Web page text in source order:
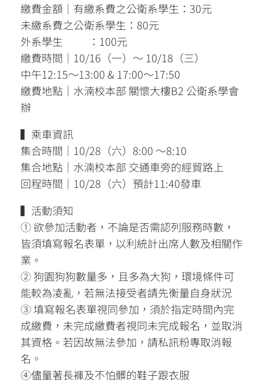
繳費金額｜有繳系費之公衛系學生：30元
未繳系費之公衛系學生：80元
外系學生 ：100元
繳費時間｜10/16（一）～ 10/18（三）
中午12:15～13:00 & 17:00～17:50
繳費地點｜水湳校本部 關懷大樓B2 公衛系學會
辦
▍乘車資訊
集合時間｜10/28（六）8:00 ～8:10
集合地點｜水湳校本部 交通車旁的經貿路上
回程時間｜10/28（六）預計11:40發車
▍活動須知
① 欲參加活動者，不論是否需認列服務時數，
皆須填寫報名表單，以利統計出席人數及相關作
業。
② 狗園狗狗數量多，且多為大狗，環境條件可
能較為凌亂，若無法接受者請先衡量自身狀況
③ 填寫報名表單視同參加，須於指定時間內完
成繳費，未完成繳費者視同未完成報名，並取消
其資格。若因故無法參加，請私訊粉專取消報
名。
④儘量著長褲及不怕髒的鞋子跟衣服